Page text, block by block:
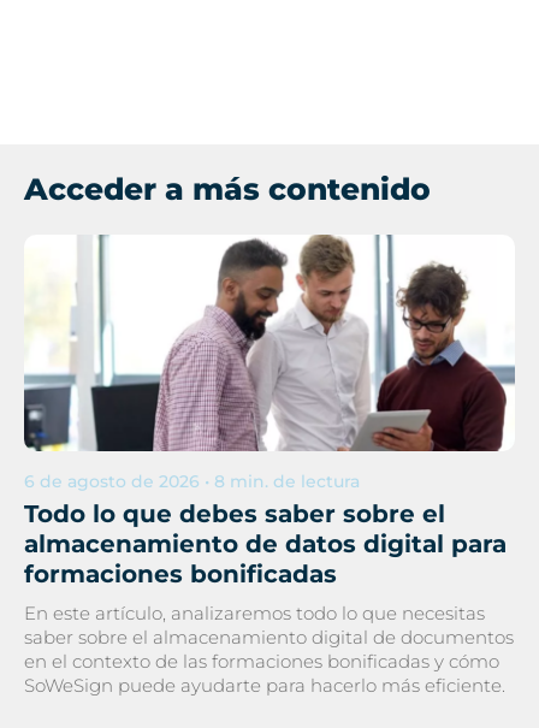
Acceder a más contenido
6 de agosto de 2026 • 8 min. de lectura
Todo lo que debes saber sobre el
almacenamiento de datos digital para
formaciones bonificadas
En este artículo, analizaremos todo lo que necesitas
saber sobre el almacenamiento digital de documentos
en el contexto de las formaciones bonificadas y cómo
SoWeSign puede ayudarte para hacerlo más eficiente.